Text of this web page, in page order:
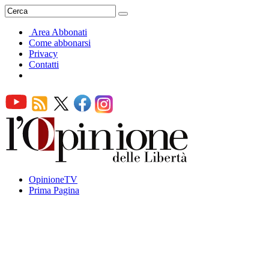
Area Abbonati
Come abbonarsi
Privacy
Contatti
OpinioneTV
Prima Pagina